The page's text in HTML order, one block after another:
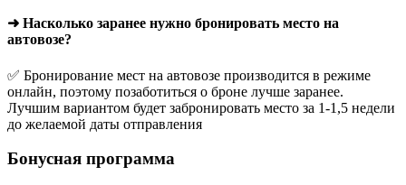
➜ Насколько заранее нужно бронировать место на
автовозе?
✅ Бронирование мест на автовозе производится в режиме
онлайн, поэтому позаботиться о броне лучше заранее.
Лучшим вариантом будет забронировать место за 1-1,5 недели
до желаемой даты отправления
Бонусная программа